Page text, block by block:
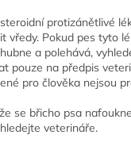
protizánětlivé
vředy. Pokud pes tyto
a polehává,
pouze na předpis
pro člověka nejsou
se břicho psa
veterináře.